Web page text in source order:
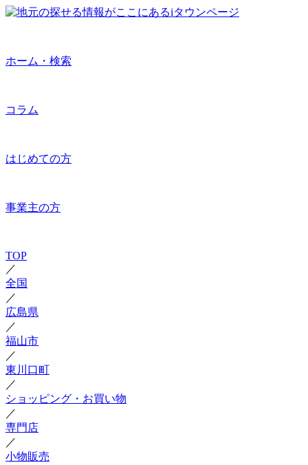
ホーム・検索
コラム
はじめての方
事業主の方
TOP
／
全国
／
広島県
／
福山市
／
東川口町
／
ショッピング・お買い物
／
専門店
／
小物販売